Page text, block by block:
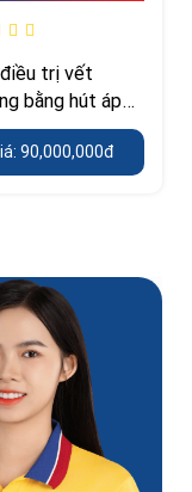
trị vết
bằng hút áp
VAC
90,000,000đ